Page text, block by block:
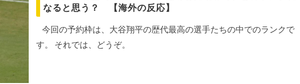
なると思う？ 【海外の反応】
今回の予約枠は、大谷翔平の歴代最高の選手たちの中でのランクで
す。 それでは、どうぞ。